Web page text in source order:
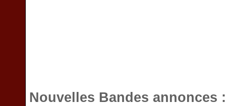
Nouvelles Bandes annonces